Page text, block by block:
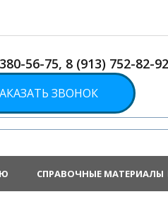
56-75, 8 (913) 752-82-
ЗВОНОК
СПРАВОЧНЫЕ МАТЕРИАЛЫ